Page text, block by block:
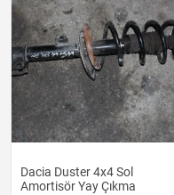
Dacia Duster 4x4 Sol
Amortisör Yay Çıkma